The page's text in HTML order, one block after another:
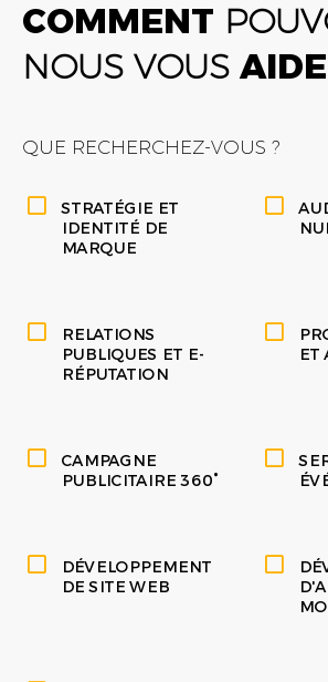
COMMENT
NOUS VOUS
QUE RECHERCHEZ-VOUS ?
STRATÉGIE ET
IDENTITÉ DE
MARQUE
RELATIONS
PUBLIQUES ET E-
RÉPUTATION
ET
CAMPAGNE
PUBLICITAIRE 360°
DÉVELOPPEMENT
DE SITE WEB